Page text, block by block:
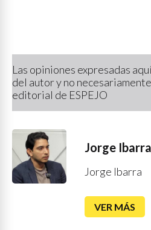
Las opiniones expresadas
del autor y no
editorial de ESPEJO
Jorge Ibarra
Jorge Ibarra
VER MÁS